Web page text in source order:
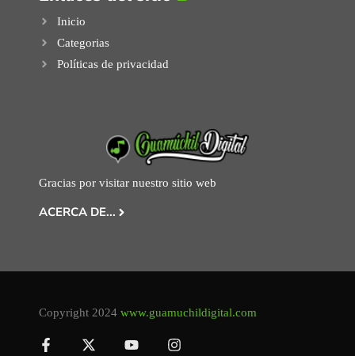
Inicio
Categorias
Políticas de privacidad
Gracias por visitar nuestro sitio web
ACERCA DE...
Copyright 2024 www.guamuchildigital.com